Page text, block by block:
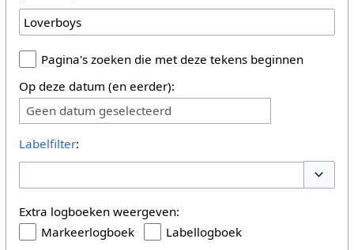
Pagina's zoeken die met deze tekens beginnen
Op deze datum (en eerder):
Geen datum geselecteerd
Labelfilter:
Extra logboeken weergeven:
Markeerlogboek
Labellogboek